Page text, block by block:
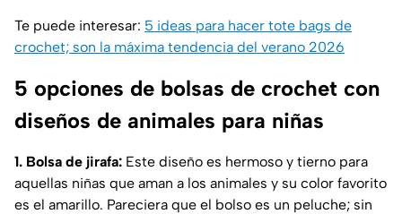
Te puede interesar: 5 ideas para hacer tote bags de
crochet; son la máxima tendencia del verano 2026
5 opciones de bolsas de crochet con
diseños de animales para niñas
1. Bolsa de jirafa: Este diseño es hermoso y tierno para
aquellas niñas que aman a los animales y su color favorito
es el amarillo. Pareciera que el bolso es un peluche; sin